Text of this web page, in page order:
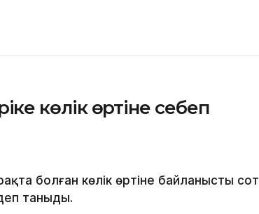
көлік өртіне себеп
болған көлік өртіне байланысты сот
деп таныды.